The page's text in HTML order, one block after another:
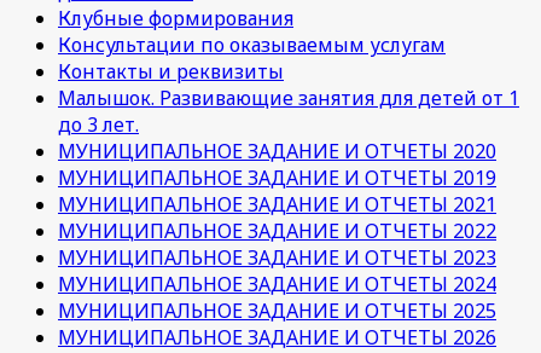
Клубные формирования
Консультации по оказываемым услугам
Контакты и реквизиты
Малышок. Развивающие занятия для детей от 1
до 3 лет.
МУНИЦИПАЛЬНОЕ ЗАДАНИЕ И ОТЧЕТЫ 2020
МУНИЦИПАЛЬНОЕ ЗАДАНИЕ И ОТЧЕТЫ 2019
МУНИЦИПАЛЬНОЕ ЗАДАНИЕ И ОТЧЕТЫ 2021
МУНИЦИПАЛЬНОЕ ЗАДАНИЕ И ОТЧЕТЫ 2022
МУНИЦИПАЛЬНОЕ ЗАДАНИЕ И ОТЧЕТЫ 2023
МУНИЦИПАЛЬНОЕ ЗАДАНИЕ И ОТЧЕТЫ 2024
МУНИЦИПАЛЬНОЕ ЗАДАНИЕ И ОТЧЕТЫ 2025
МУНИЦИПАЛЬНОЕ ЗАДАНИЕ И ОТЧЕТЫ 2026